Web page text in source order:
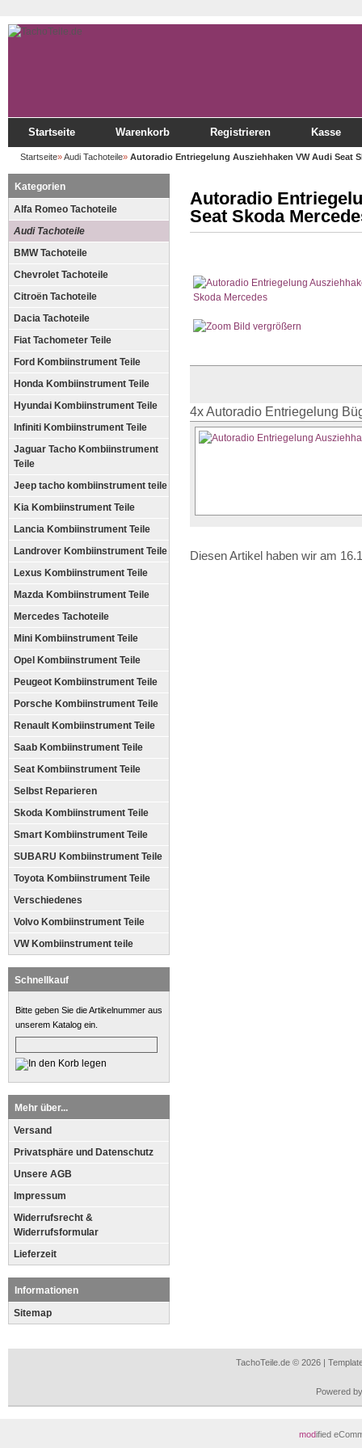
Startseite Warenkorb Registrieren Kasse
Startseite»Audi Tachoteile» Autoradio Entriegelung Ausziehhaken VW Audi Seat
Kategorien
Alfa Romeo Tachoteile
Audi Tachoteile
BMW Tachoteile
Chevrolet Tachoteile
Citroën Tachoteile
Dacia Tachoteile
Fiat Tachometer Teile
Ford Kombiinstrument Teile
Honda Kombiinstrument Teile
Hyundai Kombiinstrument Teile
Infiniti Kombiinstrument Teile
Jaguar Tacho Kombiinstrument
Teile
Jeep tacho kombiinstrument teile
Kia Kombiinstrument Teile
Lancia Kombiinstrument Teile
Landrover Kombiinstrument Teile
Lexus Kombiinstrument Teile
Mazda Kombiinstrument Teile
Mercedes Tachoteile
Mini Kombiinstrument Teile
Opel Kombiinstrument Teile
Peugeot Kombiinstrument Teile
Porsche Kombiinstrument Teile
Renault Kombiinstrument Teile
Saab Kombiinstrument Teile
Seat Kombiinstrument Teile
Selbst Reparieren
Skoda Kombiinstrument Teile
Smart Kombiinstrument Teile
SUBARU Kombiinstrument Teile
Toyota Kombiinstrument Teile
Verschiedenes
Volvo Kombiinstrument Teile
VW Kombiinstrument teile
Schnellkauf
Bitte geben Sie die Artikelnummer aus
unserem Katalog ein.
Mehr über...
Versand
Privatsphäre und Datenschutz
Unsere AGB
Impressum
Widerrufsrecht &
Widerrufsformular
Lieferzeit
Informationen
Sitemap
Autoradio
Seat Skoda
Bild vergrößern
4x Autoradio Entriegelung
Diesen Artikel haben wir am
TachoTeile.de © 2026 |
Powered
modified